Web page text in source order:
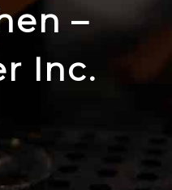
–
Inc.